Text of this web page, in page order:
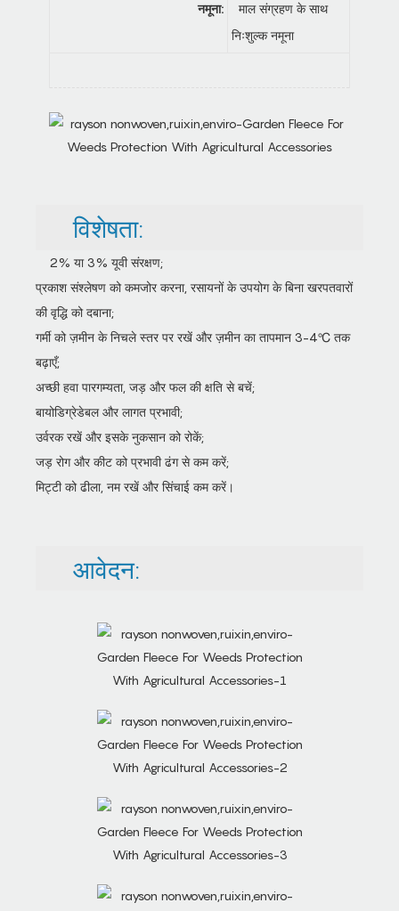
नमूना:
माल संग्रहण के साथ
निःशुल्क नमूना
विशेषता:
2% या 3% यूवी संरक्षण;
प्रकाश संश्लेषण को कमजोर करना, रसायनों के उपयोग के बिना खरपतवारों
की वृद्धि को दबाना;
गर्मी को ज़मीन के निचले स्तर पर रखें और ज़मीन का तापमान 3-4℃ तक
बढ़ाएँ;
अच्छी हवा पारगम्यता, जड़ और फल की क्षति से बचें;
बायोडिग्रेडेबल और लागत प्रभावी;
उर्वरक रखें और इसके नुकसान को रोकें;
जड़ रोग और कीट को प्रभावी ढंग से कम करें;
मिट्टी को ढीला, नम रखें और सिंचाई कम करें।
आवेदन: